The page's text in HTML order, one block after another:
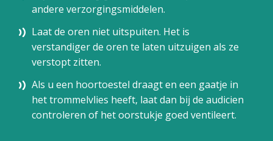
andere verzorgingsmiddelen.
Laat de oren niet uitspuiten. Het is
verstandiger de oren te laten uitzuigen als ze
verstopt zitten.
Als u een hoortoestel draagt en een gaatje in
het trommelvlies heeft, laat dan bij de audicien
controleren of het oorstukje goed ventileert.